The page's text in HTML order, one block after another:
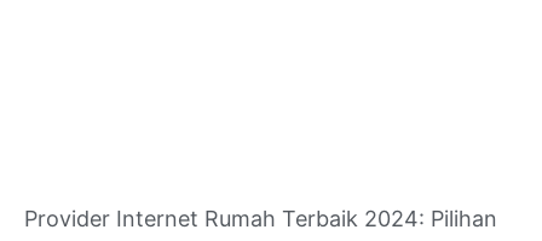
Provider Internet Rumah Terbaik 2024: Pilihan